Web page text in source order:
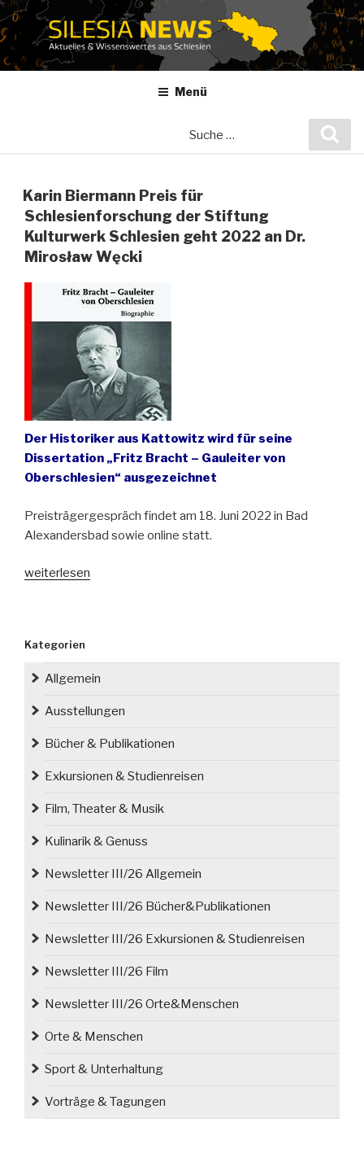
Zum
Inhalt
springen
Menü
Karin Biermann Preis für
Schlesienforschung der Stiftung
Kulturwerk Schlesien geht 2022 an Dr.
Mirosław Węcki
Der Historiker aus Kattowitz wird für seine
Dissertation „Fritz Bracht – Gauleiter von
Oberschlesien“ ausgezeichnet
Preisträgergespräch findet am 18. Juni 2022 in Bad
Alexandersbad sowie online statt.
„Karin
Schlesienforschung
der
Kulturwerk
geht
2022
Dr.
Węcki“
weiterlesen
Kategorien
Allgemein
Ausstellungen
Bücher & Publikationen
Exkursionen & Studienreisen
Film, Theater & Musik
Kulinarik & Genuss
Newsletter III/26 Allgemein
Newsletter III/26 Bücher&Publikationen
Newsletter III/26 Exkursionen & Studienreisen
Newsletter III/26 Film
Newsletter III/26 Orte&Menschen
Orte & Menschen
Sport & Unterhaltung
Vorträge & Tagungen